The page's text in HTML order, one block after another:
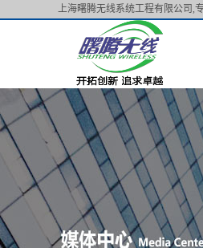
上海曙腾无线系统工程有限公司,